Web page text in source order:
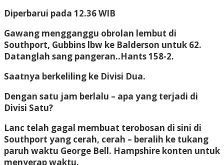
Diperbarui pada 12.36 WIB
Gawang mengganggu obrolan lembut di
Southport, Gubbins lbw ke Balderson untuk 62.
Datanglah sang pangeran..Hants 158-2.
Saatnya berkeliling ke Divisi Dua.
Dengan satu jam berlalu – apa yang terjadi di
Divisi Satu?
Lanc telah gagal membuat terobosan di sini di
Southport yang cerah, cerah – beralih ke tukang
paruh waktu George Bell. Hampshire konten untuk
menyerap waktu.